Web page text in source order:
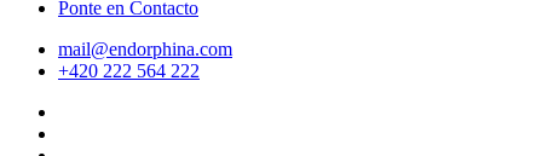
Ponte en Contacto
mail@endorphina.com
+420 222 564 222